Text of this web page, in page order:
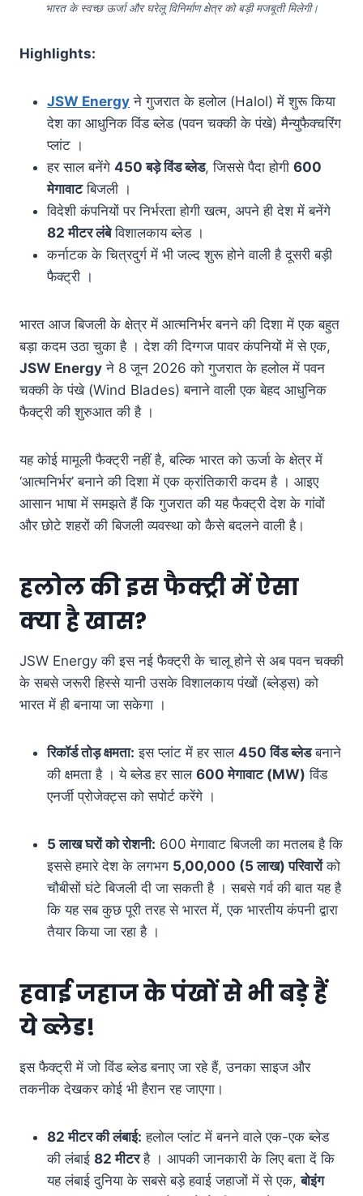
भारत के स्वच्छ ऊर्जा और घरेलू विनिर्माण क्षेत्र को बड़ी मजबूती मिलेगी।
Highlights:
JSW Energy ने गुजरात के हलोल (Halol) में शुरू किया
देश का आधुनिक विंड ब्लेड (पवन चक्की के पंखे) मैन्युफैक्चरिंग
प्लांट ।
हर साल बनेंगे 450बड़े विंड ब्लेड, जिससे पैदा होगी 600
मेगावाटबिजली ।
विदेशी कंपनियों पर निर्भरता होगी खत्म, अपने ही देश में बनेंगे
82मीटर लंबेविशालकाय ब्लेड ।
कर्नाटक के चित्रदुर्ग में भी जल्द शुरू होने वाली है दूसरी बड़ी
फैक्ट्री ।
भारत आज बिजली के क्षेत्र में आत्मनिर्भर बनने की दिशा में एक बहुत
बड़ा कदम उठा चुका है । देश की दिग्गज पावर कंपनियों में से एक,
JSW Energy ने 8 जून 2026 को गुजरात के हलोल में पवन
चक्की के पंखे (Wind Blades) बनाने वाली एक बेहद आधुनिक
फैक्ट्री की शुरुआत की है ।
यह कोई मामूली फैक्ट्री नहीं है, बल्कि भारत को ऊर्जा के क्षेत्र में
‘आत्मनिर्भर’ बनाने की दिशा में एक क्रांतिकारी कदम है । आइए
आसान भाषा में समझते हैं कि गुजरात की यह फैक्ट्री देश के गांवों
और छोटे शहरों की बिजली व्यवस्था को कैसे बदलने वाली है।
हलोल की इस फैक्ट्री में ऐसा
क्या है खास?
JSW Energy की इस नई फैक्ट्री के चालू होने से अब पवन चक्की
के सबसे जरूरी हिस्से यानी उसके विशालकाय पंखों (ब्लेड्स) को
भारत में ही बनाया जा सकेगा ।
रिकॉर्ड तोड़ क्षमता: इस प्लांट में हर साल 450विंड ब्लेडबनाने
की क्षमता है । ये ब्लेड हर साल 600मेगावाट (MW) विंड
एनर्जी प्रोजेक्ट्स को सपोर्ट करेंगे ।
5लाख घरों को रोशनी: 600 मेगावाट बिजली का मतलब है कि
इससे हमारे देश के लगभग 5,00,000 (5लाख) परिवारोंको
चौबीसों घंटे बिजली दी जा सकती है । सबसे गर्व की बात यह है
कि यह सब कुछ पूरी तरह से भारत में, एक भारतीय कंपनी द्वारा
तैयार किया जा रहा है ।
हवाई जहाज के पंखों से भी बड़े हैं
ये ब्लेड!
इस फैक्ट्री में जो विंड ब्लेड बनाए जा रहे हैं, उनका साइज और
तकनीक देखकर कोई भी हैरान रह जाएगा।
82मीटर की लंबाई: हलोल प्लांट में बनने वाले एक-एक ब्लेड
की लंबाई 82मीटरहै । आपकी जानकारी के लिए बता दें कि
यह लंबाई दुनिया के सबसे बड़े हवाई जहाजों में से एक,बोइंग